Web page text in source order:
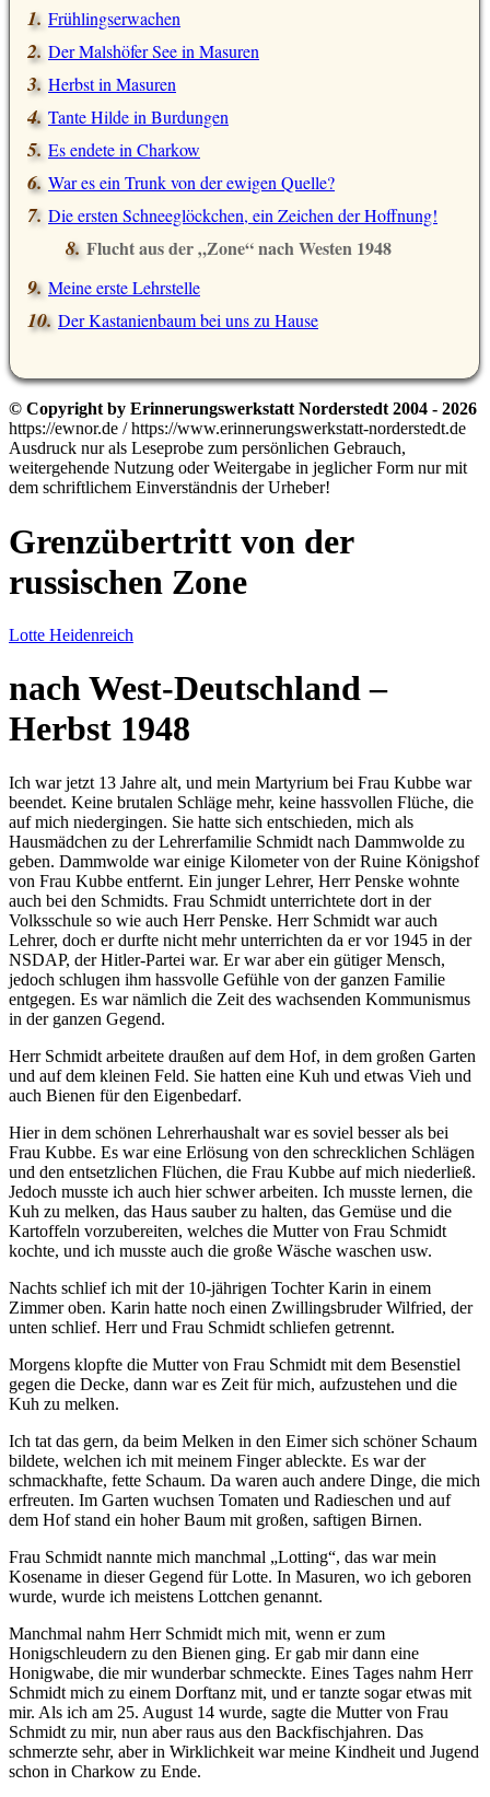
Frühlingserwachen
Der Malshöfer See in Masuren
Herbst in Masuren
Tante Hilde in Burdungen
Es endete in Charkow
War es ein Trunk von der ewigen Quelle?
Die ersten Schneeglöckchen, ein Zeichen der Hoffnung!
Flucht aus der Zone nach Westen 1948
Meine erste Lehrstelle
Der Kastanienbaum bei uns zu Hause
© Copyright by Erinnerungswerkstatt Norderstedt 2004 - 2026
https://ewnor.de / https://www.erinnerungswerkstatt-norderstedt.de
Ausdruck nur als Leseprobe zum persönlichen Gebrauch,
weitergehende Nutzung oder Weitergabe in jeglicher Form nur mit
dem schriftlichem Einverständnis der Urheber!
Grenzübertritt von der
russischen Zone
Lotte Heidenreich
nach West-Deutschland –
Herbst 1948
Ich war jetzt 13 Jahre alt, und mein Martyrium bei Frau Kubbe war
beendet. Keine brutalen Schläge mehr, keine hassvollen Flüche, die
auf mich niedergingen. Sie hatte sich entschieden, mich als
Hausmädchen zu der Lehrerfamilie Schmidt nach Dammwolde zu
geben. Dammwolde war einige Kilometer von der Ruine Königshof
von Frau Kubbe entfernt. Ein junger Lehrer, Herr Penske wohnte
auch bei den Schmidts. Frau Schmidt unterrichtete dort in der
Volksschule so wie auch Herr Penske. Herr Schmidt war auch
Lehrer, doch er durfte nicht mehr unterrichten da er vor 1945 in der
NSDAP, der Hitler-Partei war. Er war aber ein gütiger Mensch,
jedoch schlugen ihm hassvolle Gefühle von der ganzen Familie
entgegen. Es war nämlich die Zeit des wachsenden Kommunismus
in der ganzen Gegend.
Herr Schmidt arbeitete draußen auf dem Hof, in dem großen Garten
und auf dem kleinen Feld. Sie hatten eine Kuh und etwas Vieh und
auch Bienen für den Eigenbedarf.
Hier in dem schönen Lehrerhaushalt war es soviel besser als bei
Frau Kubbe. Es war eine Erlösung von den schrecklichen Schlägen
und den entsetzlichen Flüchen, die Frau Kubbe auf mich niederließ.
Jedoch musste ich auch hier schwer arbeiten. Ich musste lernen, die
Kuh zu melken, das Haus sauber zu halten, das Gemüse und die
Kartoffeln vorzubereiten, welches die Mutter von Frau Schmidt
kochte, und ich musste auch die große Wäsche waschen usw.
Nachts schlief ich mit der 10-jährigen Tochter Karin in einem
Zimmer oben. Karin hatte noch einen Zwillingsbruder Wilfried, der
unten schlief. Herr und Frau Schmidt schliefen getrennt.
Morgens klopfte die Mutter von Frau Schmidt mit dem Besenstiel
gegen die Decke, dann war es Zeit für mich, aufzustehen und die
Kuh zu melken.
Ich tat das gern, da beim Melken in den Eimer sich schöner Schaum
bildete, welchen ich mit meinem Finger ableckte. Es war der
schmackhafte, fette Schaum. Da waren auch andere Dinge, die mich
erfreuten. Im Garten wuchsen Tomaten und Radieschen und auf
dem Hof stand ein hoher Baum mit großen, saftigen Birnen.
Frau Schmidt nannte mich manchmal
Lotting , das war mein
Kosename in dieser Gegend für Lotte. In Masuren, wo ich geboren
wurde, wurde ich meistens Lottchen genannt.
Manchmal nahm Herr Schmidt mich mit, wenn er zum
Honigschleudern zu den Bienen ging. Er gab mir dann eine
Honigwabe, die mir wunderbar schmeckte. Eines Tages nahm Herr
Schmidt mich zu einem Dorftanz mit, und er tanzte sogar etwas mit
mir. Als ich am 25. August 14 wurde, sagte die Mutter von Frau
Schmidt zu mir, nun aber raus aus den Backfischjahren. Das
schmerzte sehr, aber in Wirklichkeit war meine Kindheit und Jugend
schon in Charkow zu Ende.